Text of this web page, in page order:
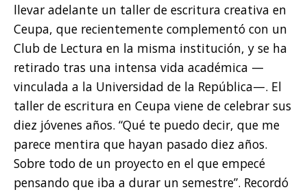
llevar adelante un taller de escritura creativa en
Ceupa, que recientemente complementó con un
Club de Lectura en la misma institución, y se ha
retirado tras una intensa vida académica —
vinculada a la Universidad de la República—. El
taller de escritura en Ceupa viene de celebrar sus
diez jóvenes años. “Qué te puedo decir, que me
parece mentira que hayan pasado diez años.
Sobre todo de un proyecto en el que empecé
pensando que iba a durar un semestre”. Recordó